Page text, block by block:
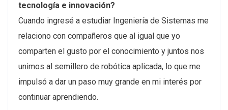
tecnología e innovación?
Cuando ingresé a estudiar Ingeniería de Sistemas me
relaciono con compañeros que al igual que yo
comparten el gusto por el conocimiento y juntos nos
unimos al semillero de robótica aplicada, lo que me
impulsó a dar un paso muy grande en mi interés por
continuar aprendiendo.